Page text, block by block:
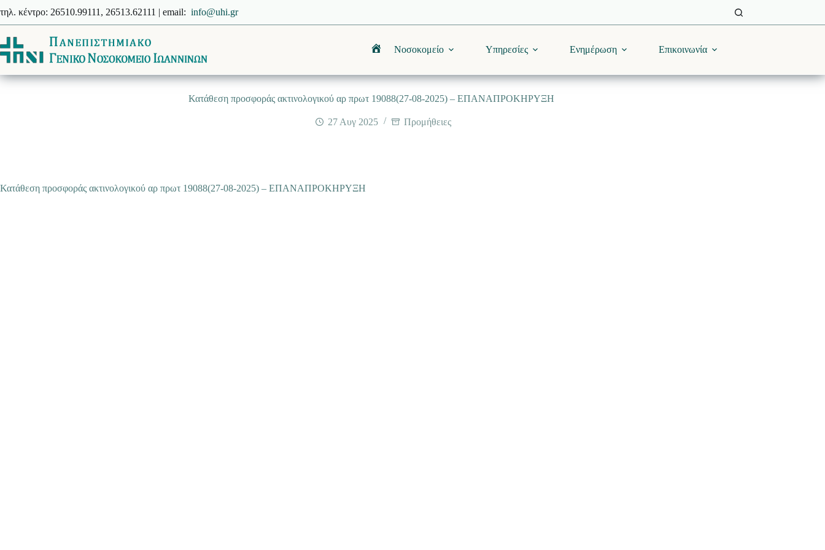
στο
περιεχόμενο
τηλ. κέντρο: 26510.99111, 26513.62111 | email: info@uhi.gr
ΑρχικήΝοσοκομείο Υπηρεσίες Ενημέρωση Επικοινωνία
Κατάθεση προσφοράς ακτινολογικού αρ πρωτ 19088(27-08-2025) – ΕΠΑΝΑΠΡΟΚΗΡΥΞΗ
27 Αυγ 2025 Προμήθειες
Κατάθεση προσφοράς ακτινολογικού αρ πρωτ 19088(27-08-2025) – ΕΠΑΝΑΠΡΟΚΗΡΥΞΗ